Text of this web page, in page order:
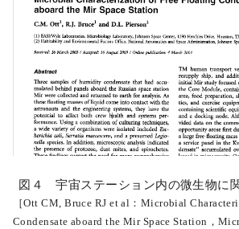
図４ 宇宙ステーション内の微生物に
［Ott CM, Bruce RJ et al：Microbial
Condensate aboard the Mir Space Station，